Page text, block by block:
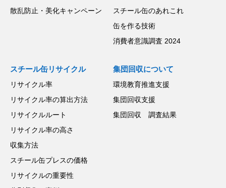
散乱防止・美化キャンペーン
スチール缶のあれこれ
缶を作る技術
消費者意識調査 2024
スチール缶リサイクル
リサイクル率
リサイクル率の算出方法
リサイクルルート
リサイクル率の高さ
収集方法
スチール缶プレスの価格
リサイクルの重要性
集団回収について
環境教育推進支援
集団回収支援
集団回収 調査結果